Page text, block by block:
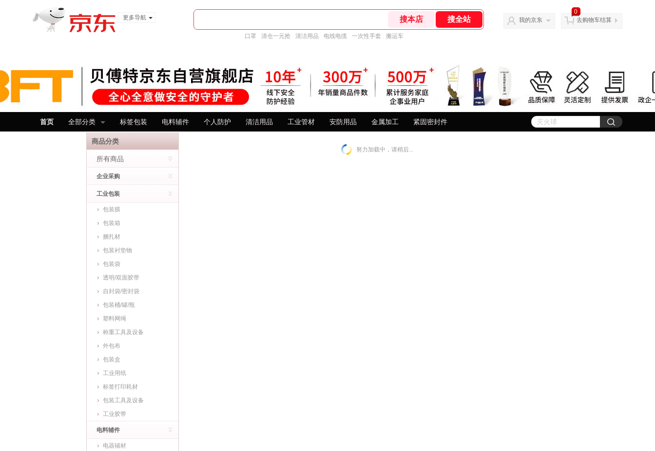
更多导航
口罩 清仓一元抢 清洁用品 电线电缆 一次性手套 搬运车
我的京东
0
去购物车结算
首页 全部分类 标签包装 电料辅件 个人防护 清洁用品 工业管材 安防用品 金属加工 紧固密封件
商品分类
所有商品
企业采购
工业包装
包装膜
包装箱
捆扎材
包装衬垫物
包装袋
透明/双面胶带
自封袋/密封袋
包装桶/罐/瓶
塑料网绳
称重工具及设备
外包布
包装盒
工业用纸
标签打印耗材
包装工具及设备
工业胶带
电料辅件
电器辅材
努力加载中，请稍后...